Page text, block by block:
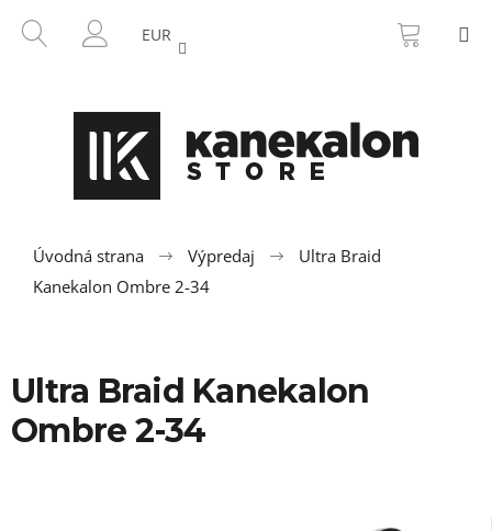
HĽADAŤ
PRIHLÁSENIE
EUR KOŠÍK
Úvodná strana Výpredaj
Ultra Braid
Kanekalon Ombre 2-34
Ultra Braid Kanekalon
Ombre 2-34
SPÄŤ
SPÄŤ
e
e
t